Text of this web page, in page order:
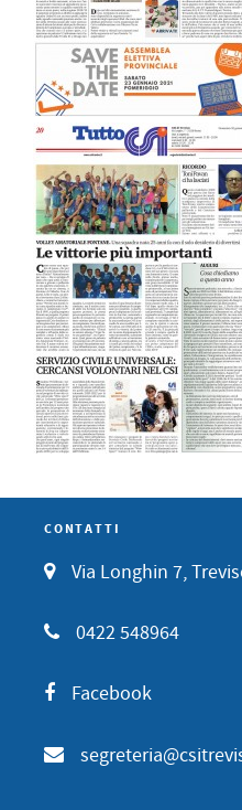
CONTATTI
Via Longhin 7,
0422 548964
Facebook